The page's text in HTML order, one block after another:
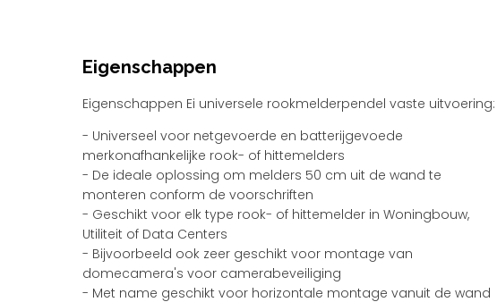
Eigenschappen
Eigenschappen Ei universele rookmelderpendel vaste uitvoering:
- Universeel voor netgevoerde en batterijgevoede
merkonafhankelijke rook- of hittemelders
- De ideale oplossing om melders 50 cm uit de wand te
monteren conform de voorschriften
- Geschikt voor elk type rook- of hittemelder in Woningbouw,
Utiliteit of Data Centers
- Bijvoorbeeld ook zeer geschikt voor montage van
domecamera's voor camerabeveiliging
- Met name geschikt voor horizontale montage vanuit de wand